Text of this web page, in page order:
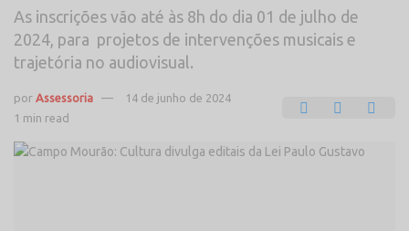
As inscrições vão até às 8h do dia 01 de julho de
2024, para projetos de intervenções musicais e
trajetória no audiovisual.
por Assessoria
14 de junho de 2024
1 min read